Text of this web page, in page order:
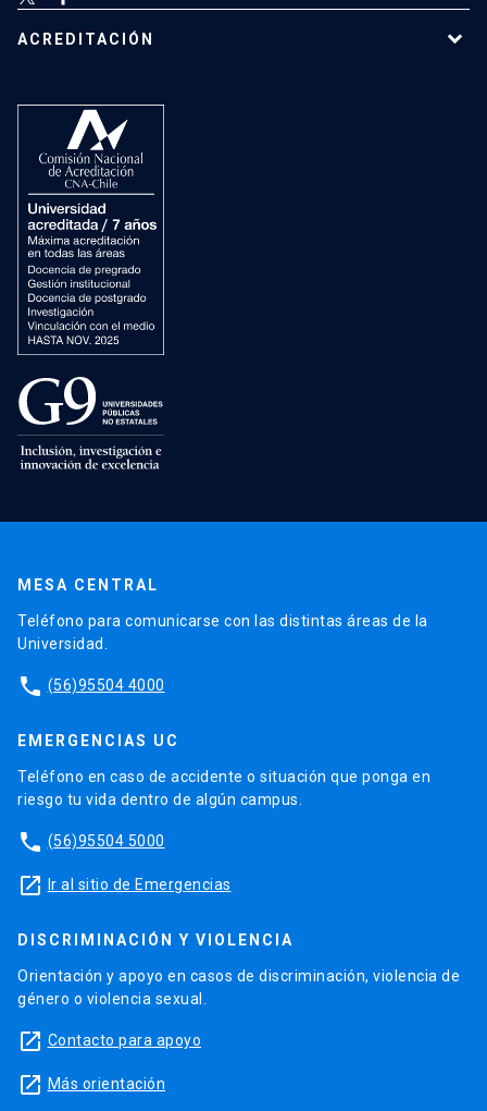
ACREDITACIÓN
MESA CENTRAL
Teléfono para comunicarse con las distintas áreas de la
Universidad.
phone (56)95504 4000
EMERGENCIAS UC
Teléfono en caso de accidente o situación que ponga en
riesgo tu vida dentro de algún campus.
phone (56)95504 5000
launch Ir al sitio de Emergencias
DISCRIMINACIÓN Y VIOLENCIA
Orientación y apoyo en casos de discriminación, violencia de
género o violencia sexual.
launch Contacto para apoyo
launch Más orientación